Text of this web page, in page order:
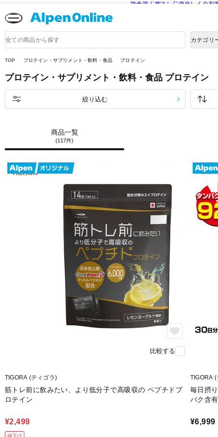
熊本県で発生した地震による影
品
検
カテゴリ
TOP プロテイン・サプリメント・飲料・食品 プロテイン
プロテイン・サプリメント・飲料・食品 プロテイン
商品一覧
(117件)
絞り込む
比較する
TIGORA (ティゴラ)
筋トレ前に飲みたい、より低分子で高吸収の ペプチドプ
ロテイン
¥2,499
値下げ
TIGORA
毎日摂
パク含
¥6,999